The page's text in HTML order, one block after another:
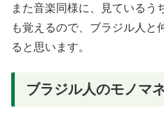
また音楽同様に、見ているう
も覚えるので、ブラジル人と
ると思います。
ブラジル人のモノマ